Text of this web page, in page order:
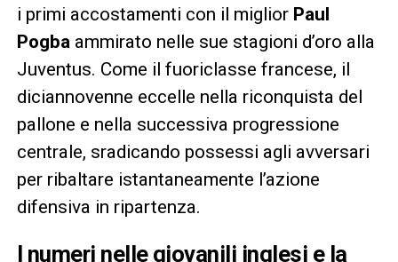
i primi accostamenti con il miglior Paul
Pogba ammirato nelle sue stagioni d’oro alla
Juventus. Come il fuoriclasse francese, il
diciannovenne eccelle nella riconquista del
pallone e nella successiva progressione
centrale, sradicando possessi agli avversari
per ribaltare istantaneamente l’azione
difensiva in ripartenza.
I numeri nelle giovanili inglesi e la